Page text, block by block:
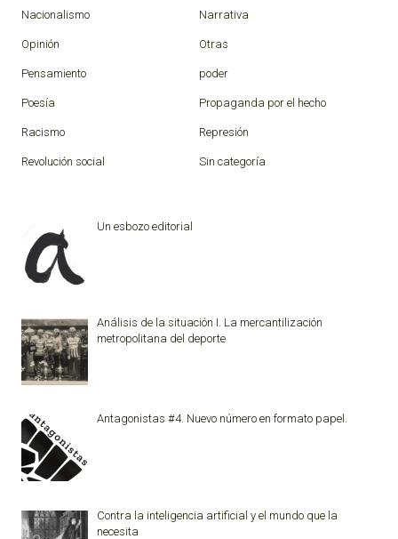
Nacionalismo Narrativa
Opinión Otras
Pensamiento poder
Poesía Propaganda por el hecho
Racismo Represión
Revolución social Sin categoría
Un esbozo editorial
Análisis de la situación I. La mercantilización
metropolitana del deporte
Antagonistas #4. Nuevo número en formato papel.
Contra la inteligencia artificial y el mundo que la
necesita